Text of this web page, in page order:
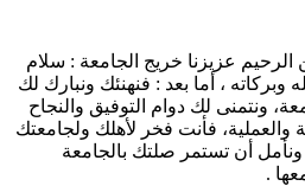
الرحيم عزيزنا خريج الجامعة : سلام
وبركاته ، أما بعد : فنهنئك ونبارك لك
ونتمنى لك دوام التوفيق والنجاح
والعملية، فأنت فخر لأهلك ولجامعتك
ونأمل أن تستمر صلتك بالجامعة
.